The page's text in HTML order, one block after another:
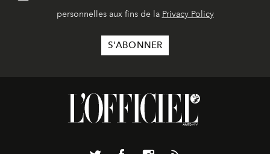
personnelles aux fins de la Privacy Policy